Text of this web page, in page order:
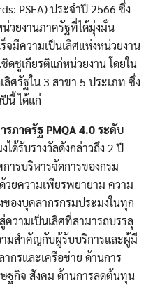
PSEA) ประจำปี 2566 ซึ่ง
วยงานภาครัฐที่ได้มุ่งมั่น
มีความเป็นเลิศแห่งหน่วยงาน
ดชูเกียรติแก่หน่วยงาน โดยใน
ลิศรัฐใน 3 สาขา 5 ประเภท ซึ่ง
นี้ ได้แก่
ภาครัฐ PMQA 4.0ระดับ
ได้รับรางวัลดังกล่าวถึง 2 ปี
รบริหารจัดการของกรม
ยความเพียรพยายาม ความ
องบุคลากรกรมประมงในทุก
วามเป็นเลิศที่สามารถบรรลุ
มสำคัญกับผู้รับบริการและผู้มี
กรและเครือข่าย ด้านการ
ฐกิจ สังคม ด้านการลดต้นทุน